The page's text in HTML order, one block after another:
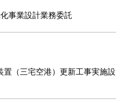
事業設計業務委託
置（三宅空港）更新工事実施設